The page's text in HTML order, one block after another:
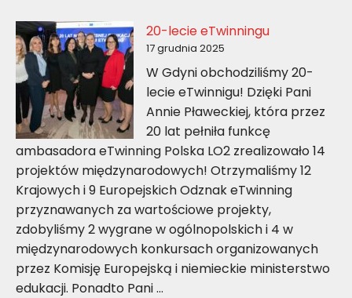
20-lecie eTwinningu
17 grudnia 2025
W Gdyni obchodziliśmy 20-
lecie eTwinnigu! Dzięki Pani
Annie Pławeckiej, która przez
20 lat pełniła funkcę
ambasadora eTwinning Polska LO2 zrealizowało 14
projektów międzynarodowych! Otrzymaliśmy 12
Krajowych i 9 Europejskich Odznak eTwinning
przyznawanych za wartościowe projekty,
zdobyliśmy 2 wygrane w ogólnopolskich i 4 w
międzynarodowych konkursach organizowanych
przez Komisję Europejską i niemieckie ministerstwo
edukacji. Ponadto Pani …